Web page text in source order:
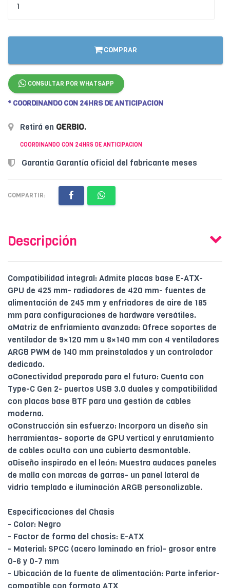
COMPRAR
CONSULTAR POR WHATSAPP
* COORDINANDO CON 24HRS DE ANTICIPACION
Retirá en GERBIO.
COORDINANDO CON 24HRS DE ANTICIPACION
Garantía Garantía oficial del fabricante meses
COMPARTIR:
Descripción
Compatibilidad integral: Admite placas base E-ATX-
GPU de 425 mm- radiadores de 420 mm- fuentes de
alimentación de 245 mm y enfriadores de aire de 185
mm para configuraciones de hardware versátiles.
oMatriz de enfriamiento avanzada: Ofrece soportes de
ventilador de 9×120 mm u 8×140 mm con 4 ventiladores
ARGB PWM de 140 mm preinstalados y un controlador
dedicado.
oConectividad preparada para el futuro: Cuenta con
Type-C Gen 2- puertos USB 3.0 duales y compatibilidad
con placas base BTF para una gestión de cables
moderna.
oConstrucción sin esfuerzo: Incorpora un diseño sin
herramientas- soporte de GPU vertical y enrutamiento
de cables oculto con una cubierta desmontable.
oDiseño inspirado en el león: Muestra audaces paneles
de malla con marcas de garras- un panel lateral de
vidrio templado e iluminación ARGB personalizable.
Especificaciones del Chasis
- Color: Negro
- Factor de forma del chasis: E-ATX
- Material: SPCC (acero laminado en frío)- grosor entre
0-6 y 0-7 mm
- Ubicación de la fuente de alimentación: Parte inferior-
compatible con formato ATX